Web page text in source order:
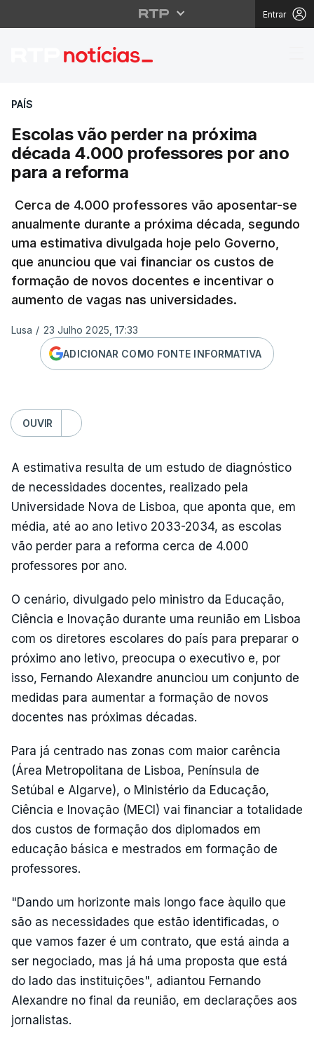
Entrar
Escolas vão perder
PAÍS
Escolas vão perder na próxima
década 4.000 professores por ano
para a reforma
Cerca de 4.000 professores vão aposentar-se
anualmente durante a próxima década, segundo
uma estimativa divulgada hoje pelo Governo,
que anunciou que vai financiar os custos de
formação de novos docentes e incentivar o
aumento de vagas nas universidades.
Lusa / 23 Julho 2025, 17:33
ADICIONAR COMO FONTE INFORMATIVA
OUVIR
A estimativa resulta de um estudo de diagnóstico
de necessidades docentes, realizado pela
Universidade Nova de Lisboa, que aponta que, em
média, até ao ano letivo 2033-2034, as escolas
vão perder para a reforma cerca de 4.000
professores por ano.
O cenário, divulgado pelo ministro da Educação,
Ciência e Inovação durante uma reunião em Lisboa
com os diretores escolares do país para preparar o
próximo ano letivo, preocupa o executivo e, por
isso, Fernando Alexandre anunciou um conjunto de
medidas para aumentar a formação de novos
docentes nas próximas décadas.
Para já centrado nas zonas com maior carência
(Área Metropolitana de Lisboa, Península de
Setúbal e Algarve), o Ministério da Educação,
Ciência e Inovação (MECI) vai financiar a totalidade
dos custos de formação dos diplomados em
educação básica e mestrados em formação de
professores.
"Dando um horizonte mais longo face àquilo que
são as necessidades que estão identificadas, o
que vamos fazer é um contrato, que está ainda a
ser negociado, mas já há uma proposta que está
do lado das instituições", adiantou Fernando
Alexandre no final da reunião, em declarações aos
jornalistas.